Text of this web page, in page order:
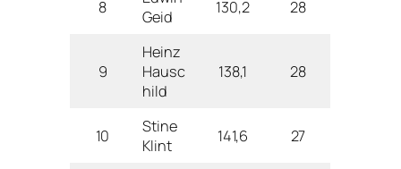
8
Geid
130,2 28
9
Heinz
Hausc
hild
138,1 28
10
Stine
Klint
141,6 27